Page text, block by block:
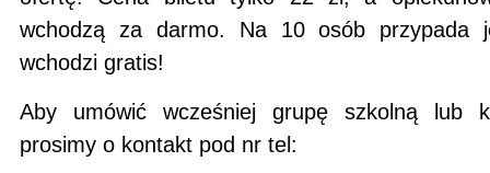
wchodzą za darmo. Na 10 osób przypada
wchodzi gratis!
Aby umówić wcześniej grupę szkolną lub
prosimy o kontakt pod nr tel: